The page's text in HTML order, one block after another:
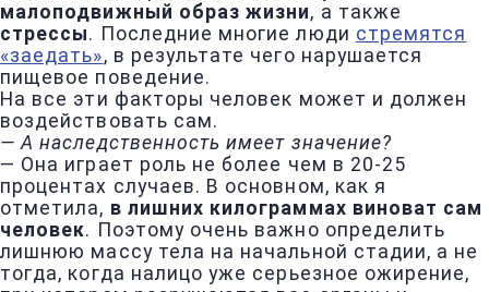
малоподвижный образ жизни, а также
стрессы. Последние многие люди стремятся
«заедать», в результате чего нарушается
пищевое поведение.
На все эти факторы человек может и должен
воздействовать сам.
— А наследственность имеет значение?
— Она играет роль не более чем в 20-25
процентах случаев. В основном, как я
отметила, в лишних килограммах виноват сам
человек. Поэтому очень важно определить
лишнюю массу тела на начальной стадии, а не
тогда, когда налицо уже серьезное ожирение,